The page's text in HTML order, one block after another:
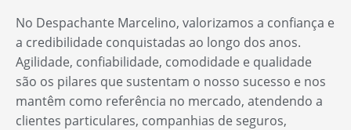
No Despachante Marcelino, valorizamos a confiança e
a credibilidade conquistadas ao longo dos anos.
Agilidade, confiabilidade, comodidade e qualidade
são os pilares que sustentam o nosso sucesso e nos
mantêm como referência no mercado, atendendo a
clientes particulares, companhias de seguros,